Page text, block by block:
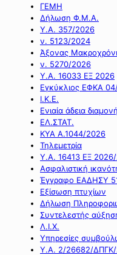
ΓΕΜΗ
Δήλωση Φ.Μ.Α.
Υ.Α. 357/2026
ν. 5123/2024
Άξονας
ν. 5270/2026
Υ.Α. 16033 ΕΞ 2026
Εγκύκλιος ΕΦΚΑ
Ι.Κ.Ε.
Ενιαία άδεια
ΕΛ.ΣΤΑΤ.
ΚΥΑ Α.1044/2026
Τηλεμετρία
Υ.Α. 16413 ΕΞ
Ασφαλιστική
Έγγραφο ΕΑΔΗΣΥ
Εξίσωση πτυχίων
Δήλωση
Συντελεστής
Λ.Ι.Χ.
Υπηρεσίες
Υ.Α. 2/26682/